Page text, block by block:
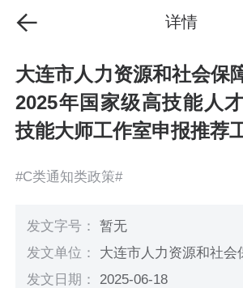
详情
大连市人力资源和社会保
2025年国家级高技能人
技能大师工作室申报推荐
#C类通知类政策#
发文字号：暂无
发文单位： 大连市人力资源和社会
发文日期： 2025-06-18